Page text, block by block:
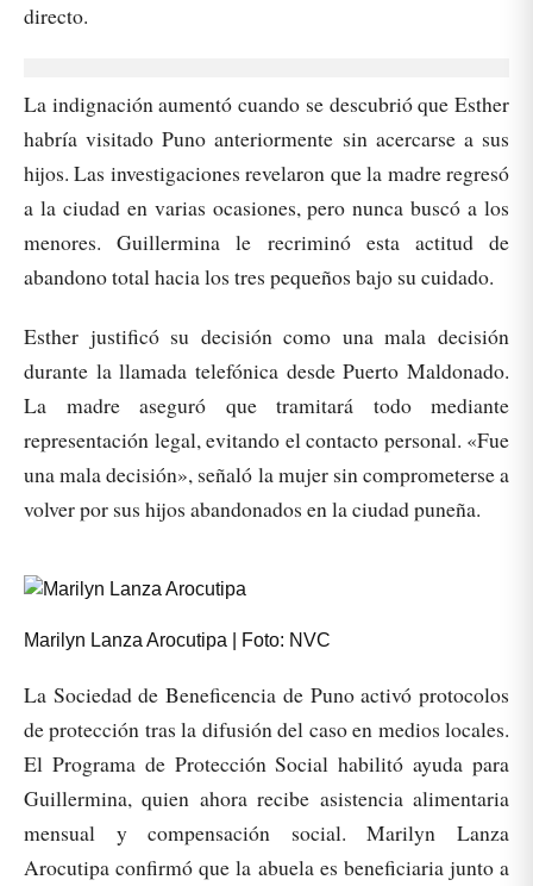
directo.
La indignación aumentó cuando se descubrió que Esther
habría visitado Puno anteriormente sin acercarse a sus
hijos. Las investigaciones revelaron que la madre regresó
a la ciudad en varias ocasiones, pero nunca buscó a los
menores. Guillermina le recriminó esta actitud de
abandono total hacia los tres pequeños bajo su cuidado.
Esther justificó su decisión como una mala decisión
durante la llamada telefónica desde Puerto Maldonado.
La madre aseguró que tramitará todo mediante
representación legal, evitando el contacto personal. «Fue
una mala decisión», señaló la mujer sin comprometerse a
volver por sus hijos abandonados en la ciudad puneña.
Marilyn Lanza Arocutipa | Foto: NVC
La Sociedad de Beneficencia de Puno activó protocolos
de protección tras la difusión del caso en medios locales.
El Programa de Protección Social habilitó ayuda para
Guillermina, quien ahora recibe asistencia alimentaria
mensual y compensación social. Marilyn Lanza
Arocutipa confirmó que la abuela es beneficiaria junto a